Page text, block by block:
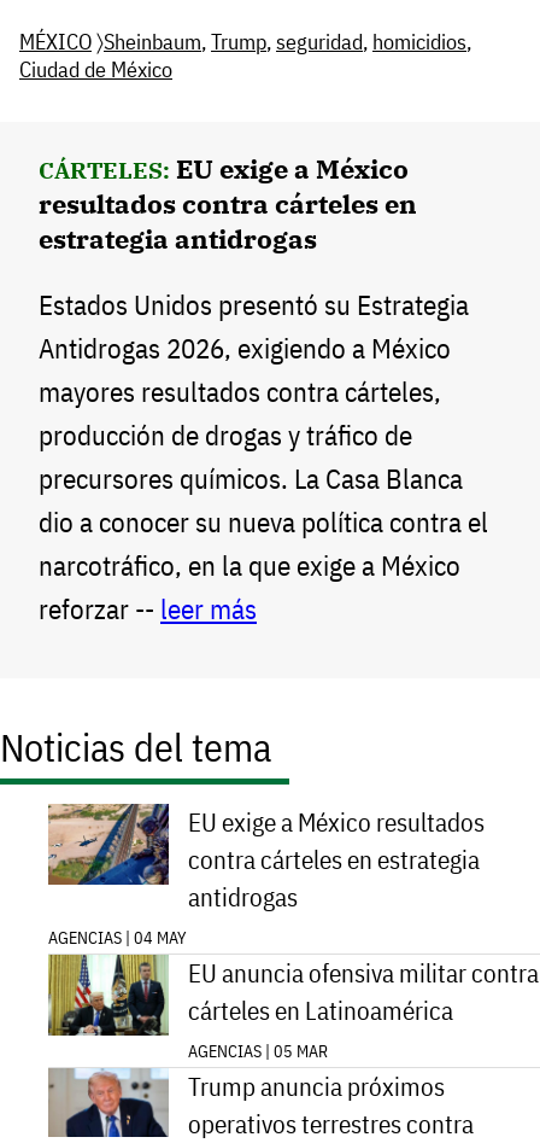
MÉXICO〉Sheinbaum,Trump,seguridad, homicidios,
Ciudad de México
CÁRTELES: EU exige a México
resultados contra cárteles en
estrategia antidrogas
Estados Unidos presentó su Estrategia
Antidrogas 2026, exigiendo a México
mayores resultados contra cárteles,
producción de drogas y tráfico de
precursores químicos. La Casa Blanca
dio a conocer su nueva política contra el
narcotráfico, en la que exige a México
reforzar -- leer más
Noticias del tema
EU exige a México resultados
contra cárteles en estrategia
antidrogas
AGENCIAS | 04 MAY
EU anuncia ofensiva militar contra
cárteles en Latinoamérica
AGENCIAS | 05 MAR
Trump anuncia próximos
operativos terrestres contra